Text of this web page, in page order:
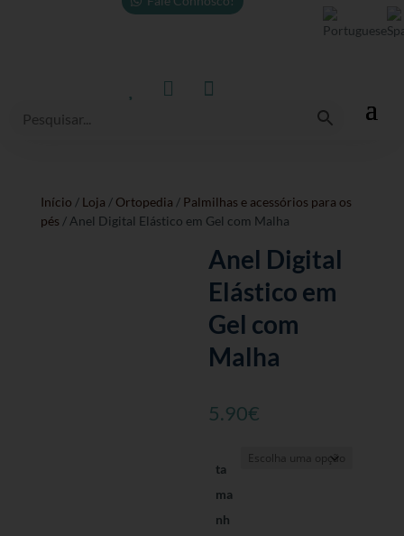
 
Início / Loja / Ortopedia / Palmilhas e acessórios para os
pés / Anel Digital Elástico em Gel com Malha
Anel Digital
Elástico em
Gel com
Malha
5.90€
ta
ma
nh